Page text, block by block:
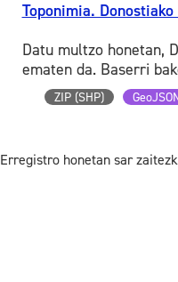
Toponimia.
Datu multzo honetan,
ematen da. Baserri
ZIP (SHP)
Erregistro honetan sar